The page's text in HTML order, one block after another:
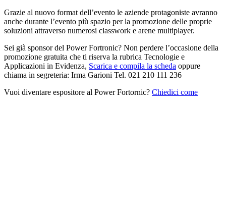
Grazie al nuovo format dell’evento le aziende protagoniste avranno
anche durante l’evento più spazio per la promozione delle proprie
soluzioni attraverso numerosi classwork e arene multiplayer.
Sei già sponsor del Power Fortronic? Non perdere l’occasione della
promozione gratuita che ti riserva la rubrica Tecnologie e
Applicazioni in Evidenza, Scarica e compila la scheda oppure
chiama in segreteria: Irma Garioni Tel. 021 210 111 236
Vuoi diventare espositore al Power Fortornic? Chiedici come